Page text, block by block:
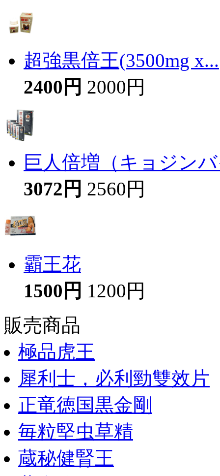
超強黒倍王(3500mg x...
2400円 2000円
巨人倍増（キョジン
3072円 2560円
霸王花
1500円 1200円
販売商品
極品虎王
犀利士，必利勁雙效片
正竜徳国黒金剛
毎粒堅虫草精
蔵秘健腎王